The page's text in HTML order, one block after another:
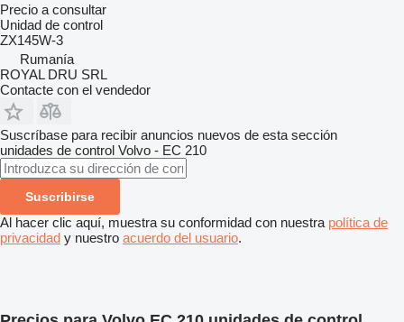
Precio a consultar
Unidad de control
ZX145W-3
Rumanía
ROYAL DRU SRL
Contacte con el vendedor
Suscríbase para recibir anuncios nuevos de esta sección
unidades de control Volvo - EC 210
Suscribirse
Al hacer clic aquí, muestra su conformidad con nuestra política de
privacidad y nuestro acuerdo del usuario.